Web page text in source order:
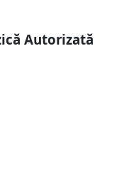
Autorizată